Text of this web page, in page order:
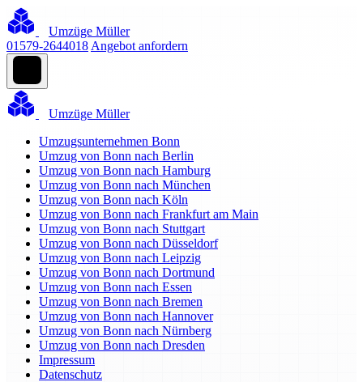
Umzüge Müller
01579-2644018 Angebot anfordern
Umzüge Müller
Umzugsunternehmen Bonn
Umzug von Bonn nach Berlin
Umzug von Bonn nach Hamburg
Umzug von Bonn nach München
Umzug von Bonn nach Köln
Umzug von Bonn nach Frankfurt am Main
Umzug von Bonn nach Stuttgart
Umzug von Bonn nach Düsseldorf
Umzug von Bonn nach Leipzig
Umzug von Bonn nach Dortmund
Umzug von Bonn nach Essen
Umzug von Bonn nach Bremen
Umzug von Bonn nach Hannover
Umzug von Bonn nach Nürnberg
Umzug von Bonn nach Dresden
Impressum
Datenschutz